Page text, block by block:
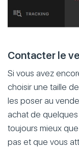
Contacter le
Si vous avez
choisir une taille
les poser au
achat de
toujours mieux
pas et que vous